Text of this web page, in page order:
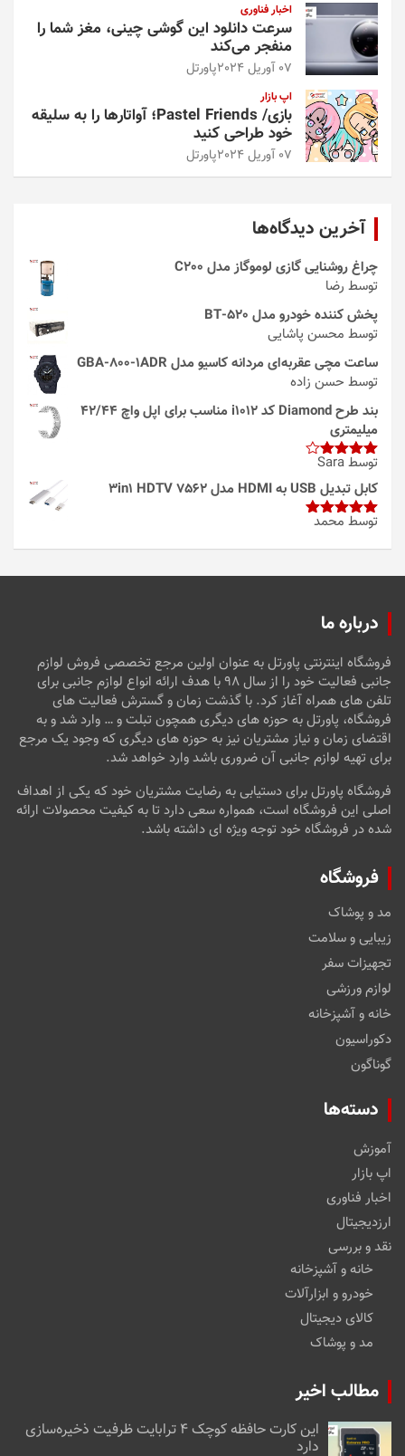
اخبار فناوری
سرعت دانلود این گوشی چینی، مغز شما را
منفجر می‌کند
07 آوریل 2024 پاورتل
اپ بازار
بازی/ Pastel Friends؛ آواتارها را به سلیقه
خود طراحی کنید
07 آوریل 2024 پاورتل
آخرین دیدگاه‌ها
چراغ روشنایی گازی لوموگاز مدل C200
توسط رضا
پخش کننده خودرو مدل 520-BT
توسط محسن پاشایی
ساعت مچی عقربه‌ای مردانه کاسیو مدل GBA-800-1ADR
توسط حسن زاده
بند طرح Diamond کد i1012 مناسب برای اپل واچ 42/44
میلیمتری
امتیاز4
از 5
توسط Sara
کابل تبدیل USB به HDMI مدل 3in1 HDTV 7562
امتیاز5از
توسط محمد
درباره ما
فروشگاه اینترنتی پاورتل به عنوان اولین مرجع تخصصی فروش لوازم
جانبی فعالیت خود را از سال ۹۸ با هدف ارائه انواع لوازم جانبی برای
تلفن های همراه آغاز کرد. با گذشت زمان و گسترش فعالیت های
فروشگاه، پاورتل به حوزه های دیگری همچون تبلت و … وارد شد و به
اقتضای زمان و نیاز مشتریان نیز به حوزه های دیگری که وجود یک مرجع
برای تهیه لوازم جانبی آن ضروری باشد وارد خواهد شد.
فروشگاه پاورتل برای دستیابی به رضایت مشتریان خود که یکی از اهداف
اصلی این فروشگاه است، همواره سعی دارد تا به کیفیت محصولات ارائه
شده در فروشگاه خود توجه ویژه ای داشته باشد.
فروشگاه
مد و پوشاک
زیبایی و سلامت
تجهیزات سفر
لوازم ورزشی
خانه و آشپزخانه
دکوراسیون
گوناگون
دسته‌ها
آموزش
اپ بازار
اخبار فناوری
ارزدیجیتال
نقد و بررسی
خانه و آشپزخانه
خودرو و ابزارآلات
کالای دیجیتال
مد و پوشاک
مطالب اخیر
این کارت حافظه کوچک ۴ ترابایت ظرفیت ذخیره‌سازی
دارد